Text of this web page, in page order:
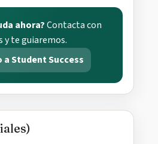
ahora?Contacta con
y te guiaremos.
a Student Success